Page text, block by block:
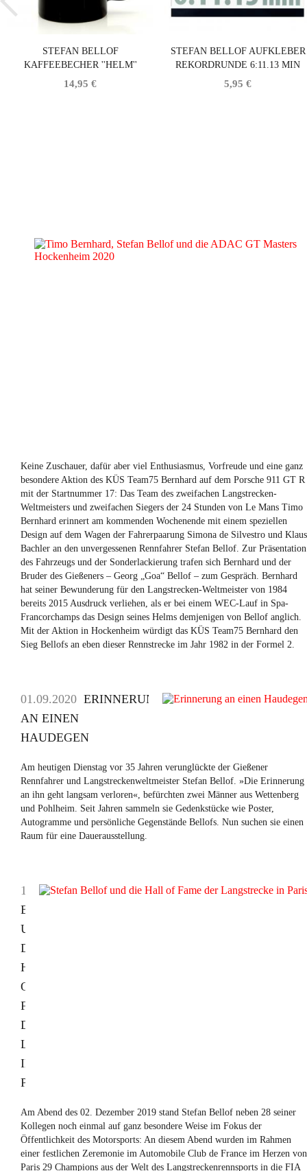
STEFAN BELLOF
KAFFEEBECHER ''HELM''
SCHWARZ
14,95 €
STEFAN BELLOF AUFKLEBER
REKORDRUNDE 6:11.13 MIN
SILBER 120 X 25 MM
5,95 €
16.09.2020 TIMO
BERNHARD,
Keine Zuschauer, dafür aber viel Enthusiasmus, Vorfreude und eine ganz
besondere Aktion des KÜS Team75 Bernhard auf dem Porsche 911 GT R
mit der Startnummer 17: Das Team des zweifachen Langstrecken-
Weltmeisters und zweifachen Siegers der 24 Stunden von Le Mans Timo
Bernhard erinnert am kommenden Wochenende mit einem speziellen
Design auf dem Wagen der Fahrerpaarung Simona de Silvestro und Klaus
Bachler an den unvergessenen Rennfahrer Stefan Bellof. Zur Präsentation
des Fahrzeugs und der Sonderlackierung trafen sich Bernhard und der
Bruder des Gießeners – Georg „Goa“ Bellof – zum Gespräch. Bernhard
hat seiner Bewunderung für den Langstrecken-Weltmeister von 1984
bereits 2015 Ausdruck verliehen, als er bei einem WEC-Lauf in Spa-
Francorchamps das Design seines Helms demjenigen von Bellof anglich.
Mit der Aktion in Hockenheim würdigt das KÜS Team75 Bernhard den
Sieg Bellofs an eben dieser Rennstrecke im Jahr 1982 in der Formel 2.
01.09.2020 ERINNERUNG
AN EINEN
HAUDEGEN
Am heutigen Dienstag vor 35 Jahren verunglückte der Gießener
Rennfahrer und Langstreckenweltmeister Stefan Bellof. »Die Erinnerung
an ihn geht langsam verloren«, befürchten zwei Männer aus Wettenberg
und Pohlheim. Seit Jahren sammeln sie Gedenkstücke wie Poster,
Autogramme und persönliche Gegenstände Bellofs. Nun suchen sie einen
Raum für eine Dauerausstellung.
12.12.2019 STEFAN
BELLOF
UND
DIE
HALL
OF
FAME
DER
LANGSTRECKE
IN
PARIS
Am Abend des 02. Dezember 2019 stand Stefan Bellof neben 28 seiner
Kollegen noch einmal auf ganz besondere Weise im Fokus der
Öffentlichkeit des Motorsports: An diesem Abend wurden im Rahmen
einer festlichen Zeremonie im Automobile Club de France im Herzen von
Paris 29 Champions aus der Welt des Langstreckenrennsports in die FIA